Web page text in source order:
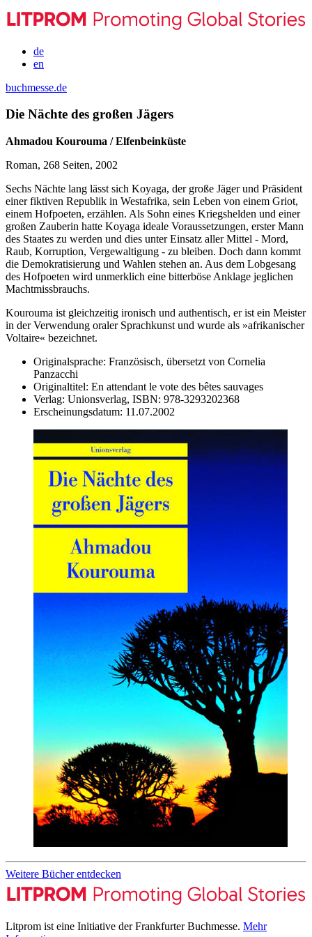
de
en
buchmesse.de
Die Nächte des großen Jägers
Ahmadou Kourouma / Elfenbeinküste
Roman, 268 Seiten, 2002
Sechs Nächte lang lässt sich Koyaga, der große Jäger und Präsident
einer fiktiven Republik in Westafrika, sein Leben von einem Griot,
einem Hofpoeten, erzählen. Als Sohn eines Kriegshelden und einer
großen Zauberin hatte Koyaga ideale Voraussetzungen, erster Mann
des Staates zu werden und dies unter Einsatz aller Mittel - Mord,
Raub, Korruption, Vergewaltigung - zu bleiben. Doch dann kommt
die Demokratisierung und Wahlen stehen an. Aus dem Lobgesang
des Hofpoeten wird unmerklich eine bitterböse Anklage jeglichen
Machtmissbrauchs.
Kourouma ist gleichzeitig ironisch und authentisch, er ist ein Meister
in der Verwendung oraler Sprachkunst und wurde als »afrikanischer
Voltaire« bezeichnet.
Originalsprache: Französisch, übersetzt von Cornelia
Panzacchi
Originaltitel: En attendant le vote des bêtes sauvages
Verlag: Unionsverlag, ISBN: 978-3293202368
Erscheinungsdatum: 11.07.2002
Weitere Bücher entdecken
Litprom ist eine Initiative der Frankfurter Buchmesse. Mehr